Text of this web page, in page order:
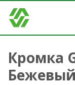
Кромка